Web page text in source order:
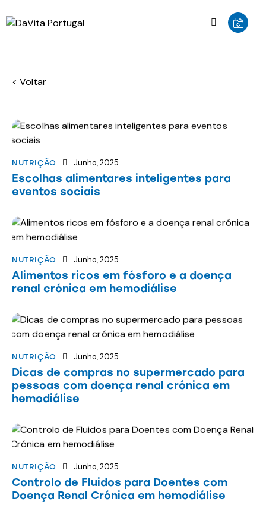
< Voltar
NUTRIÇÃO Junho, 2025
Escolhas alimentares inteligentes para
eventos sociais
NUTRIÇÃO Junho, 2025
Alimentos ricos em fósforo e a doença
renal crónica em hemodiálise
NUTRIÇÃO Junho, 2025
Dicas de compras no supermercado para
pessoas com doença renal crónica em
hemodiálise
NUTRIÇÃO Junho, 2025
Controlo de Fluidos para Doentes com
Doença Renal Crónica em hemodiálise